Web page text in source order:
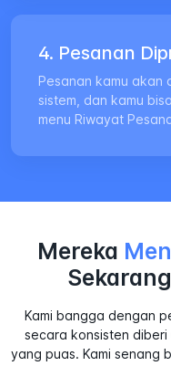
4. Pesanan
Pesanan kamu akan
sistem, dan kamu
menu Riwayat
Mereka
Kami bangga dengan
secara konsisten
yang puas. Kami senang